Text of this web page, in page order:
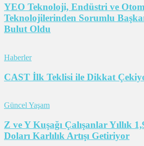
YEO Teknoloji, Endüstri ve
Teknolojilerinden Sorumlu
Bulut Oldu
Haberler
CAST İlk Teklisi ile Dikkat
Güncel Yaşam
Z ve Y Kuşağı Çalışanlar Yıllık
Doları Karlılık Artışı Getiriyor